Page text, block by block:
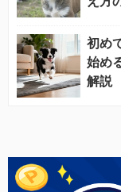
初め
始め
解説